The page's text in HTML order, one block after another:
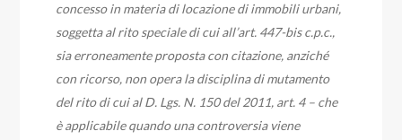
concesso in materia di locazione di immobili urbani,
soggetta al rito speciale di cui all’art. 447-bis c.p.c.,
sia erroneamente proposta con citazione, anziché
con ricorso, non opera la disciplina di mutamento
del rito di cui al D. Lgs. N. 150 del 2011, art. 4 – che
è applicabile quando una controversia viene